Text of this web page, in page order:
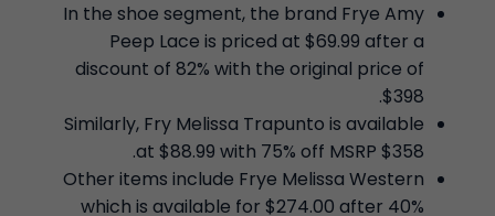
In the shoe segment, the brand Frye Amy
Peep Lace is priced at $69.99 after a
discount of 82% with the original price of
$398.
Similarly, Fry Melissa Trapunto is available
at $88.99 with 75% off MSRP $358.
Other items include Frye Melissa Western
which is available for $274.00 after 40%